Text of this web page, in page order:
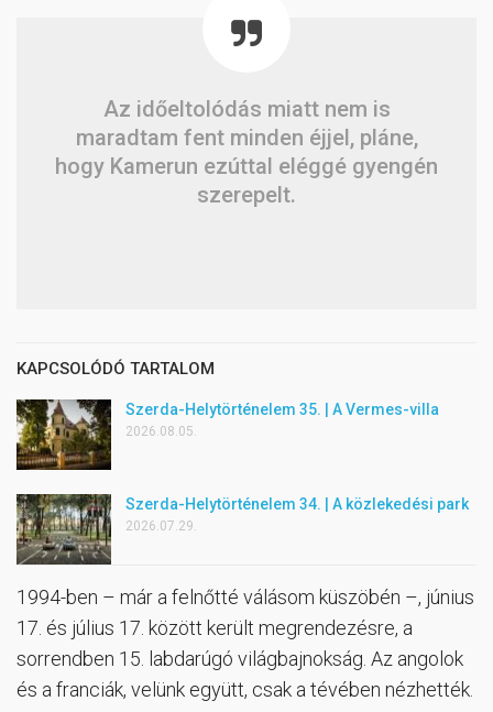
Az időeltolódás miatt nem is
maradtam fent minden éjjel, pláne,
hogy Kamerun ezúttal eléggé gyengén
szerepelt.
KAPCSOLÓDÓ TARTALOM
Szerda-Helytörténelem 35. | A Vermes-villa
2026.08.05.
Szerda-Helytörténelem 34. | A közlekedési park
2026.07.29.
1994-ben – már a felnőtté válásom küszöbén –, június
17. és július 17. között került megrendezésre, a
sorrendben 15. labdarúgó világbajnokság. Az angolok
és a franciák, velünk együtt, csak a tévében nézhették.